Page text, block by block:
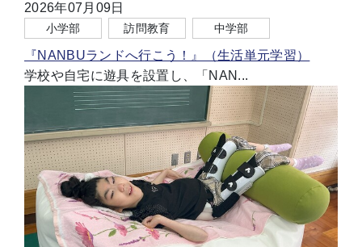
2026年07月09日
小学部 訪問教育 中学部
『NANBUランドへ行こう！』（生活単元学習）
学校や自宅に遊具を設置し、「NAN...